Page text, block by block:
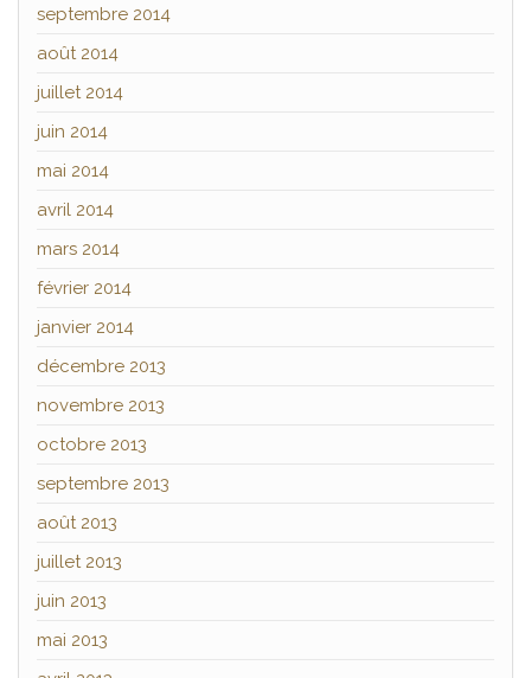
septembre 2014
août 2014
juillet 2014
juin 2014
mai 2014
avril 2014
mars 2014
février 2014
janvier 2014
décembre 2013
novembre 2013
octobre 2013
septembre 2013
août 2013
juillet 2013
juin 2013
mai 2013